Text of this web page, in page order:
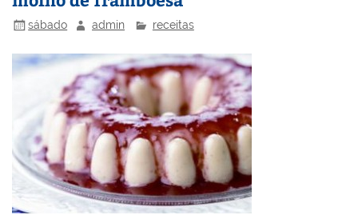
o
k
l
sábado admin receitas